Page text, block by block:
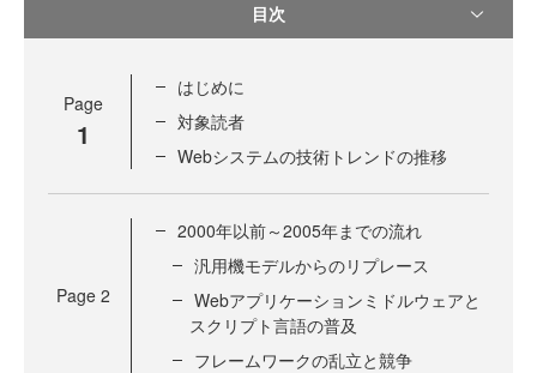
目次
Page
1
はじめに
対象読者
Webシステムの技術トレンドの推移
Page 2
2000年以前～2005年までの流れ
汎用機モデルからのリプレース
Webアプリケーションミドルウェアと
スクリプト言語の普及
フレームワークの乱立と競争